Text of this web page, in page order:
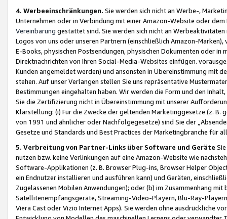
4. Werbeeinschränkungen. Sie werden sich nicht an Werbe-,
Unternehmen oder in Verbindung mit einer Amazon-Website oder
Vereinbarung gestattet sind. Sie werden sich nicht an
Logos von uns oder unseren Partnern (einschließlich Amazon-
E-Books, physischen Postsendungen, physischen Dokumenten oder in
Direktnachrichten von Ihren Social-Media-Websites einfügen.
Kunden angemeldet werden) und ansonsten in Übereinstimmung mit
stehen. Auf unser Verlangen stellen Sie uns repräsentative
Bestimmungen eingehalten haben. Wir werden die Form und den
Sie die Zertifizierung nicht in Übereinstimmung mit unserer
Klarstellung: (i) Für die Zwecke der geltenden Marketinggesetze (z. B.
von 1991 und ähnlicher oder Nachfolgegesetze) sind Sie der
Gesetze und Standards und Best Practices der Marketingbranche für
5. Verbreitung von Partner-Links über Software und Geräte
nutzen bzw. keine Verlinkungen auf eine Amazon-Website wie
Software-Applikationen (z. B. Browser Plug-ins, Browser Helper
ein Endnutzer installieren und ausführen kann) und Geräten,
Zugelassenen Mobilen Anwendungen); oder (b) im Zusammenhang
Satellitenempfangsgeräte, Streaming-Video-Playern, Blu-Ray-
Viera Cast oder Vizio Internet Apps). Sie werden ohne ausdrückliche